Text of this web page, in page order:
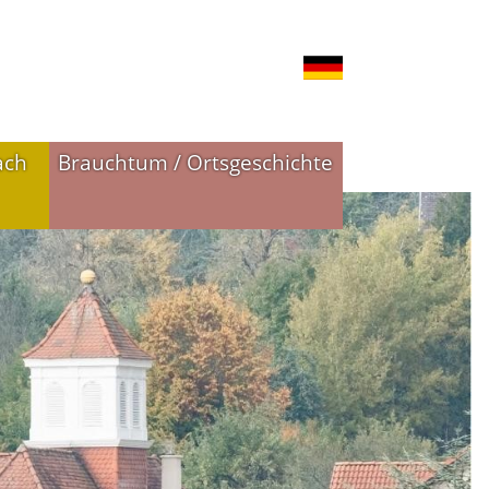
Brauchtum / Ortsgeschichte
Ortsgeschichte
Historie in Bildern
Historie in Zahlen